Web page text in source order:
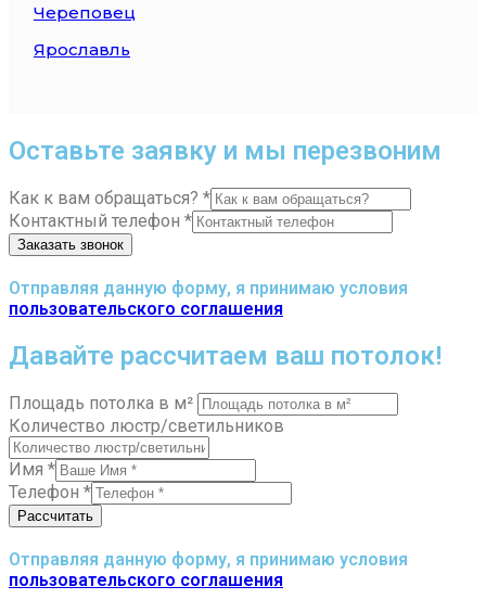
Череповец
Ярославль
Оставьте заявку и мы перезвоним
Как к вам обращаться? *
Контактный телефон *
Заказать звонок
Отправляя данную форму, я принимаю условия
пользовательского соглашения
Давайте рассчитаем ваш потолок!
Площадь потолка в м²
Количество люстр/светильников
Имя *
Телефон *
Рассчитать
Отправляя данную форму, я принимаю условия
пользовательского соглашения